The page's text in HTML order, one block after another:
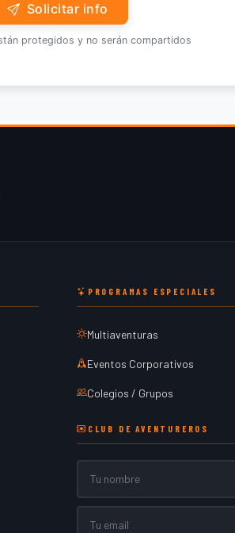
Solicitar info
protegidos y no serán compartidos
PROGRAMAS ESPECIALES
Multiaventuras
Eventos Corporativos
Colegios / Grupos
CLUB DE AVENTUREROS